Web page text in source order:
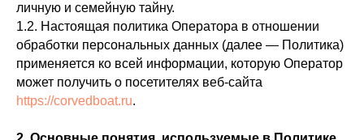
личную и семейную тайну.
1.2. Настоящая политика Оператора в отношении
обработки персональных данных (далее — Политика)
применяется ко всей информации, которую Оператор
может получить о посетителях веб-сайта
https://corvedboat.ru.